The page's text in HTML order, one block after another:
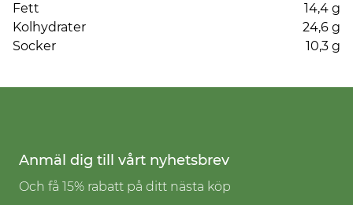
Fett
14,4 g
Kolhydrater
24,6 g
Socker
10,3 g
Anmäl dig till vårt nyhetsbrev
Och få 15% rabatt på ditt nästa köp